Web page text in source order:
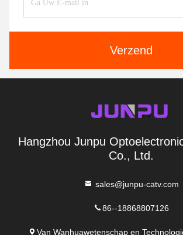
Verzend
Hangzhou Junpu
Co., Ltd.
sales@junpu-catv.com
86--18868807126
Van Wanhuawetenschap en